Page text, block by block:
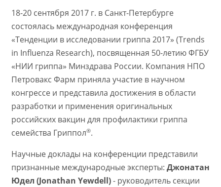
18-20 сентября 2017 г. в Санкт-Петербурге
состоялась международная конференция
«Тенденции в исследовании гриппа 2017» (Trends
in Influenza Research), посвященная 50-летию ФГБУ
«НИИ гриппа» Минздрава России. Компания НПО
Петровакс Фарм приняла участие в научном
конгрессе и представила достижения в области
разработки и применения оригинальных
российских вакцин для профилактики гриппа
семейства Гриппол®.
Научные доклады на конференции представили
признанные международные эксперты: Джонатан
Юдел (Jonathan Yewdell)- руководитель секции